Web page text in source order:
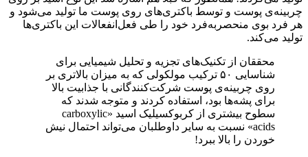
چربینه‌ی پوست و توسط باکتری‌های روی پوست ما تولید می‌شود و
هر فرد بوی منحصربه‌فرد خود را طی فعل‌انفعالات این باکتری‌ها
تولید می‌کند.
محققان از تکنیک‌های تجزیه و تحلیل شیمیایی برای
شناسایی ۵۰ ترکیب مولکولی که به میزان بالاتری بر
روی چربینه‌ی پوست شرکت‌کنندگانی با جذابیت بالا
برای پشه‌ها بود، استفاده کردند و متوجه شدند که
سطوح بیشتری از کربوکسیلیک اسید «carboxylic
acids» نسبت به سایر داوطلبان می‌تواند احتمال نیش
خوردن را بالا ببرد!